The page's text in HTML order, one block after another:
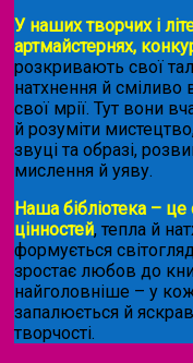
У наших творчих і
артмайстернях,
розкривають свої
натхнення й сміливо
свої мрії. Тут вони
й розуміти
звуці та образі,
мислення й уяву.
Наша бібліотека – це
цінностей, тепла й
формується
зростає любов до
найголовніше – у
запалюється й
творчості.